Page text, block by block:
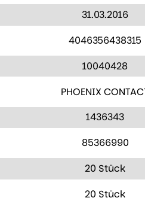
31.03.2016
4046356438315
10040428
PHOENIX
1436343
85366990
20 Stück
20 Stück